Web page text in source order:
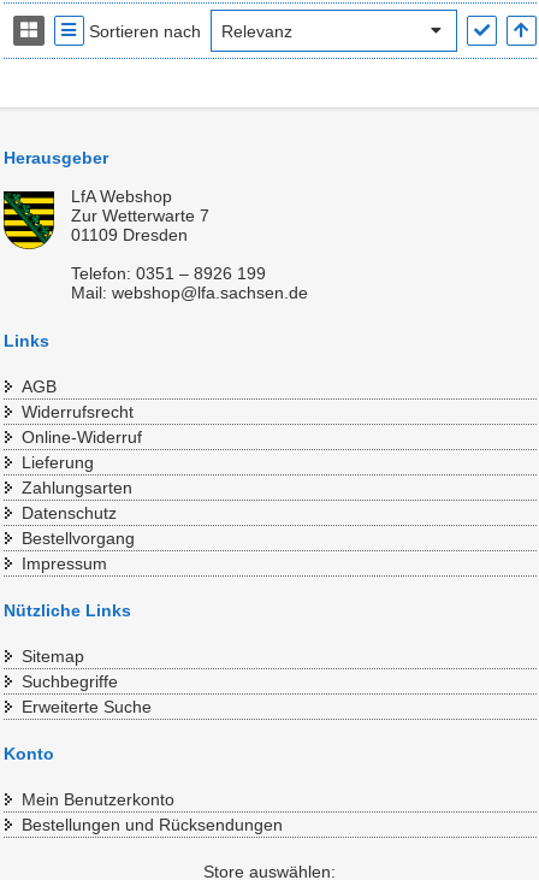
Sortieren nach
Herausgeber
LfA Webshop
Zur Wetterwarte 7
01109 Dresden
Telefon: 0351 – 8926 199
Mail: webshop@lfa.sachsen.de
Links
AGB
Widerrufsrecht
Online-Widerruf
Lieferung
Zahlungsarten
Datenschutz
Bestellvorgang
Impressum
Nützliche Links
Sitemap
Suchbegriffe
Erweiterte Suche
Konto
Mein Benutzerkonto
Bestellungen und Rücksendungen
Store auswählen: